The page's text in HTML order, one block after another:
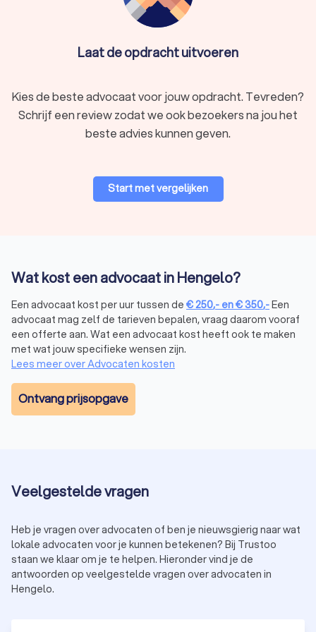
Wanneer een dierbare overlijdt, kan er onder de familieleden
opgesteld. Een erfrechtadvocaathelpt bij het eerlijk verdelen
en een goede oplossing vinden.
scheidingsadvocaatis gespecialiseerd in
(echt)scheidingen. Een echtscheiding kan een complex
bezittingen en andere zaken na de echtscheiding.
Familieadvocaat
Een familiegeschil kan stressvol zijn en veel emoties met zich
meebrengen. Kom je er samen niet meer uit? Een
familierechtadvocaathelpt bij een zo gunstig mogelijke
afloop voor jou. De advocaat kan je adviseren over
bijvoorbeeld echtscheidingen, alimentatiekwesties en andere
familiegeschillen. Voor het wijzigen van een voornaam of een
Ontslagadvocaat
het oog op ontslagen. De advocaat kan je begeleiden tijdens
de ontslagprocedure, zowel binnen als buiten de rechtbank.
Veel ontslagen worden afgerond tussen werknemer en
werkgever. Er zijn echter situaties waarbij de kantonrechter
erbij moet komen. Een
Laat de opdracht uitvoeren
Kies de beste advocaat voor jouw opdracht. Tevreden?
Schrijf een review zodat we ook bezoekers na jou het
beste advies kunnen geven.
Start met vergelijken
Wat kost een advocaat in Hengelo?
Een advocaat kost per uur tussen de €250,- en€350,-Een
advocaat mag zelf de tarieven bepalen, vraag daarom vooraf
een offerte aan. Wat een advocaat kost heeft ook te maken
met wat jouw specifieke wensen zijn.
Lees meer over Advocaten kosten
Ontvang prijsopgave
Veelgestelde vragen
Heb je vragen over advocaten of ben je nieuwsgierig naar wat
lokale advocaten voor je kunnen betekenen? Bij Trustoo
staan we klaar om je te helpen. Hieronder vind je de
antwoorden op veelgestelde vragen over advocaten in
Hengelo.